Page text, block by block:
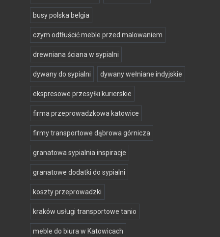
busy polska belgia
czym odtłuścić meble przed malowaniem
drewniana ściana w sypialni
dywany do sypialni dywany wełniane indyjskie
ekspresowe przesyłki kurierskie
firma przeprowadzkowa katowice
firmy transportowe dąbrowa górnicza
granatowa sypialnia inspiracje
granatowe dodatki do sypialni
koszty przeprowadzki
kraków usługi transportowe tanio
meble do biura w Katowicach